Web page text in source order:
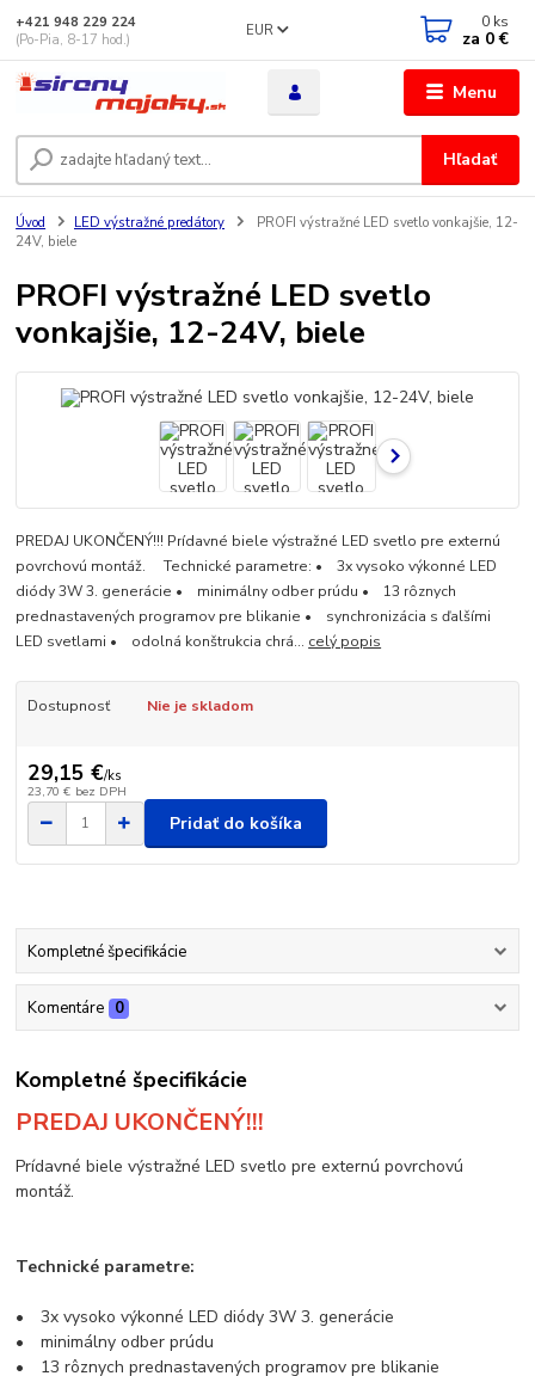
Menu
EUR
Hľadať
+421 948 229 224
(Po-Pia, 8-17 hod.)
0 ks
za 0 €
Úvod LED výstražné predátory
PROFI výstražné LED svetlo vonkajšie, 12-
24V, biele
PROFI výstražné LED svetlo
vonkajšie, 12-24V, biele
PREDAJ UKONČENÝ!!! Prídavné biele výstražné LED svetlo pre externú
povrchovú montáž. Technické parametre: • 3x vysoko výkonné LED
diódy 3W 3. generácie • minimálny odber prúdu • 13 rôznych
prednastavených programov pre blikanie • synchronizácia s ďalšími
LED svetlami • odolná konštrukcia chrá... celý popis
Dostupnosť Nie je skladom
29,15 €/ks
23,70 € bez DPH
Pridať do košíka
Kompletné špecifikácie
Komentáre 0
Kompletné špecifikácie
PREDAJ UKONČENÝ!!!
Prídavné biele výstražné LED svetlo pre externú povrchovú
montáž.
Technické parametre:
• 3x vysoko výkonné LED diódy 3W 3. generácie
• minimálny odber prúdu
• 13 rôznych prednastavených programov pre blikanie